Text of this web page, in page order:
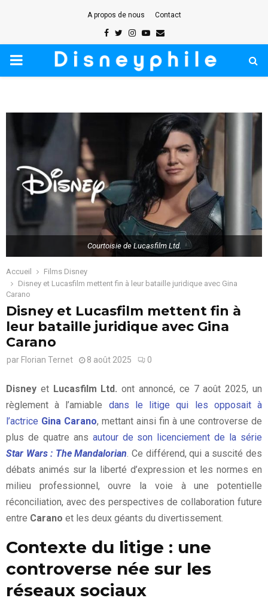
A propos de nous Contact
Facebook
TwitterInstagram
Youtube
Email
PRIMARY
Courtoisie de Lucasfilm Ltd.
Accueil
Films Disney
Disney et Lucasfilm mettent fin à leur bataille juridique avec Gina
Carano
Disney et Lucasfilm mettent fin à
leur bataille juridique avec Gina
Carano
par Florian Ternet 8 août 2025 0
Disney et Lucasfilm Ltd. ont annoncé, ce 7 août 2025, un
règlement à l’amiable dans le litige qui les opposait à
l’actrice Gina Carano, mettant ainsi fin à une controverse de
plus de quatre ans autour de son licenciement de la série
Star Wars : The Mandalorian . Ce différend, qui a suscité des
débats animés sur la liberté d’expression et les normes en
milieu professionnel, ouvre la voie à une potentielle
réconciliation, avec des perspectives de collaboration future
entre Carano et les deux géants du divertissement.
Contexte du litige : une
controverse née sur les
réseaux sociaux